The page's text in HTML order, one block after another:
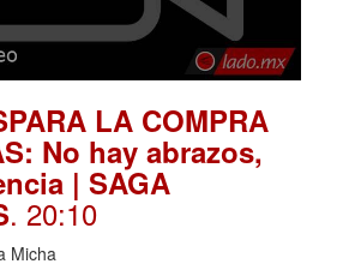
LA COMPRA
No hay abrazos,
| SAGA
. 20:10
Micha